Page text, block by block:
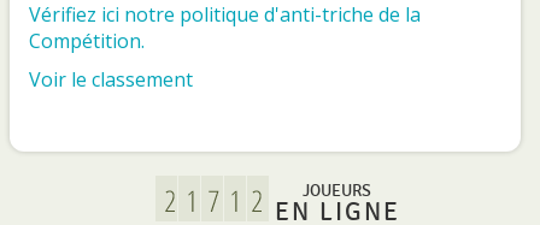
Vérifiez ici notre politique d'anti-triche de la
Compétition.
Voir le classement
JOUEURS
EN LIGNE